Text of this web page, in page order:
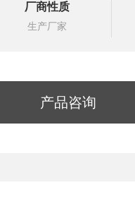
厂商性质
生产厂家
产品咨询